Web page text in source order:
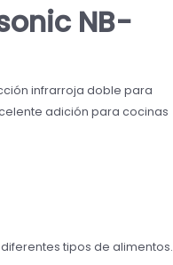
NB-
infrarroja doble para
adición para cocinas
tipos de alimentos.